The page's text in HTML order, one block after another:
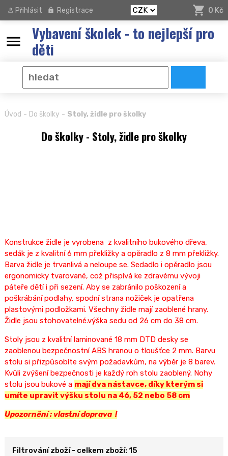
Přihlásit Registrace 0 Kč
menu
Vybavení školek - to nejlepší pro
děti
Úvod - Do školky - Stoly, židle pro školky
Do školky - Stoly, židle pro školky
Konstrukce židle je vyrobena z kvalitního bukového dřeva,
sedák je z kvalitní 6 mm překližky a opěradlo z 8 mm překližky.
Barva židle je trvanlivá a neloupe se. Sedadlo i opěradlo jsou
ergonomicky tvarované, což přispívá ke zdravému vývoji
páteře dětí i při sezení. Aby se zabránilo poškození a
poškrábání podlahy, spodní strana nožiček je opatřena
plastovými podložkami. Všechny židle mají zaoblené hrany.
Židle jsou stohovatelné.výška sedu od 26 cm do 38 cm.
Stoly jsou z kvalitní laminované 18 mm DTD desky se
zaoblenou bezpečnostní ABS hranou o tloušťce 2 mm. Barvu
stolu si přizpůsobíte svým požadavkům, na výběr je 8 barev.
Kvůli zvýšení bezpečnosti je každý roh stolu zaoblený. Nohy
stolu jsou bukové a mají dva nástavce, díky kterým si
umíte upravit výšku stolu na 46, 52 nebo 58 cm
Upozornění : vlastní doprava !
Filtrování zboží - celkem zboží: 15